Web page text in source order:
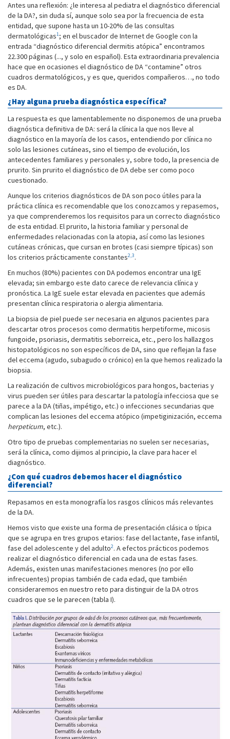
Antes una reflexión: ¿le interesa al pediatra el diagnóstico diferencial
de la DA?, sin duda sí, aunque solo sea por la frecuencia de esta
entidad, que supone hasta un 10-20% de las consultas
dermatológicas1; en el buscador de Internet de Google con la
entrada “diagnóstico diferencial dermitis atópica” encontramos
22.300 páginas (..., y solo en español). Esta extraordinaria prevalencia
hace que en ocasiones el diagnóstico de DA “contamine” otros
cuadros dermatológicos, y es que, queridos compañeros…, no todo
es DA.
¿Hay alguna prueba diagnóstica específica?
La respuesta es que lamentablemente no disponemos de una prueba
diagnóstica definitiva de DA: será la clínica la que nos lleve al
diagnóstico en la mayoría de los casos, entendiendo por clínica no
solo las lesiones cutáneas, sino el tiempo de evolución, los
antecedentes familiares y personales y, sobre todo, la presencia de
prurito. Sin prurito el diagnóstico de DA debe ser como poco
cuestionado.
Aunque los criterios diagnósticos de DA son poco útiles para la
práctica clínica es recomendable que los conozcamos y repasemos,
ya que comprenderemos los requisitos para un correcto diagnóstico
de esta entidad. El prurito, la historia familiar y personal de
enfermedades relacionadas con la atopia, así como las lesiones
cutáneas crónicas, que cursan en brotes (casi siempre típicas) son
los criterios prácticamente constantes2,3.
En muchos (80%) pacientes con DA podemos encontrar una IgE
elevada; sin embargo este dato carece de relevancia clínica y
pronóstica. La IgE suele estar elevada en pacientes que además
presentan clínica respiratoria o alergia alimentaria.
La biopsia de piel puede ser necesaria en algunos pacientes para
descartar otros procesos como dermatitis herpetiforme, micosis
fungoide, psoriasis, dermatitis seborreica, etc., pero los hallazgos
histopatológicos no son específicos de DA, sino que reflejan la fase
del eccema (agudo, subagudo o crónico) en la que hemos realizado la
biopsia.
La realización de cultivos microbiológicos para hongos, bacterias y
virus pueden ser útiles para descartar la patología infecciosa que se
parece a la DA (tiñas, impétigo, etc.) o infecciones secundarias que
complican las lesiones del eccema atópico (impetiginización, eccema
herpeticum, etc.).
Otro tipo de pruebas complementarias no suelen ser necesarias,
será la clínica, como dijimos al principio, la clave para hacer el
diagnóstico.
¿Con qué cuadros debemos hacer el diagnóstico
diferencial?
Repasamos en esta monografía los rasgos clínicos más relevantes
de la DA.
Hemos visto que existe una forma de presentación clásica o típica
que se agrupa en tres grupos etarios: fase del lactante, fase infantil,
fase del adolescente y del adulto2. A efectos prácticos podemos
realizar el diagnóstico diferencial en cada una de estas fases.
Además, existen unas manifestaciones menores (no por ello
infrecuentes) propias también de cada edad, que también
consideraremos en nuestro reto para distinguir de la DA otros
cuadros que se le parecen (tabla I).